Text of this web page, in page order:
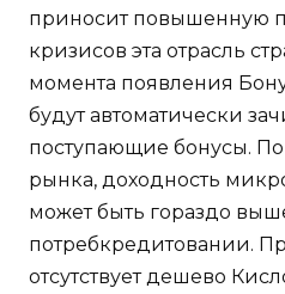
приносит повышенную
кризисов эта отрасль
момента появления
будут автоматически
поступающие бонусы.
рынка, доходность
может быть гораздо
потребкредитовании.
отсутствует дешево